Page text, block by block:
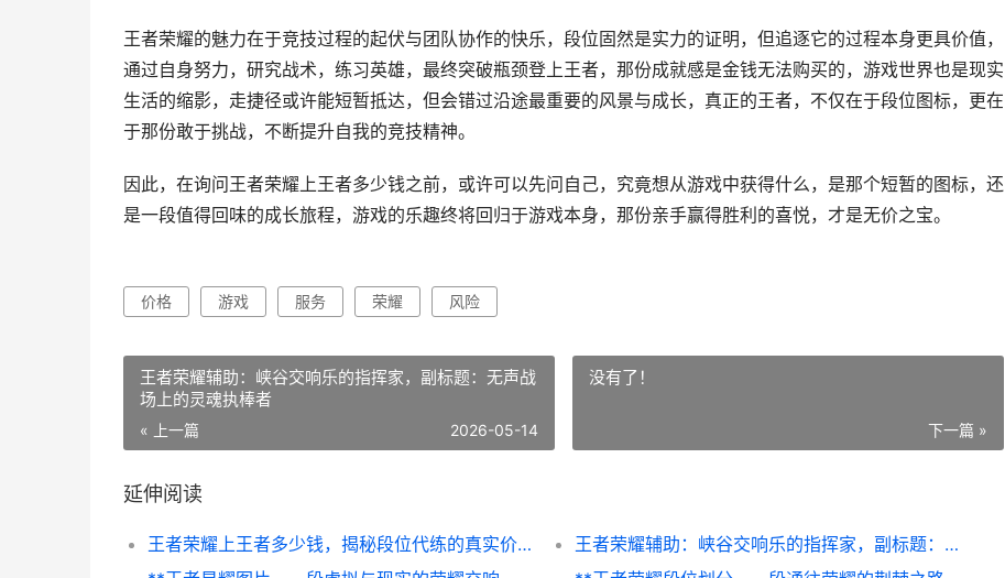
王者荣耀的魅力在于竞技过程的起伏与团队协作的快乐，段位固然是实力的证明，但追逐它的过程本身更具价值，
通过自身努力，研究战术，练习英雄，最终突破瓶颈登上王者，那份成就感是金钱无法购买的，游戏世界也是现实
生活的缩影，走捷径或许能短暂抵达，但会错过沿途最重要的风景与成长，真正的王者，不仅在于段位图标，更在
于那份敢于挑战，不断提升自我的竞技精神。
因此，在询问王者荣耀上王者多少钱之前，或许可以先问自己，究竟想从游戏中获得什么，是那个短暂的图标，还
是一段值得回味的成长旅程，游戏的乐趣终将回归于游戏本身，那份亲手赢得胜利的喜悦，才是无价之宝。
价格 游戏 服务 荣耀 风险
王者荣耀辅助：峡谷交响乐的指挥家，副标题：无声战
场上的灵魂执棒者
« 上一篇 2026-05-14
没有了！
下一篇 »
延伸阅读
王者荣耀上王者多少钱，揭秘段位代练的真实价格
王者荣耀辅助：峡谷交响乐的指挥家，副标题：无声战场上的灵魂执棒者